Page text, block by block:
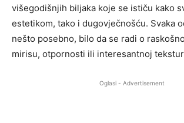
višegodišnjih biljaka koje se ističu kako
estetikom, tako i dugovječnošću. Svaka
nešto posebno, bilo da se radi o
mirisu, otpornosti ili interesantnoj
Oglasi - Advertisement